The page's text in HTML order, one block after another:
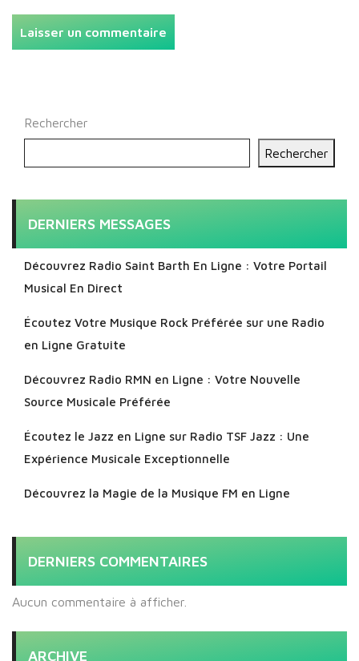
Rechercher
Rechercher
DERNIERS MESSAGES
Découvrez Radio Saint Barth En Ligne : Votre Portail
Musical En Direct
Écoutez Votre Musique Rock Préférée sur une Radio
en Ligne Gratuite
Découvrez Radio RMN en Ligne : Votre Nouvelle
Source Musicale Préférée
Écoutez le Jazz en Ligne sur Radio TSF Jazz : Une
Expérience Musicale Exceptionnelle
Découvrez la Magie de la Musique FM en Ligne
DERNIERS COMMENTAIRES
Aucun commentaire à afficher.
ARCHIVE